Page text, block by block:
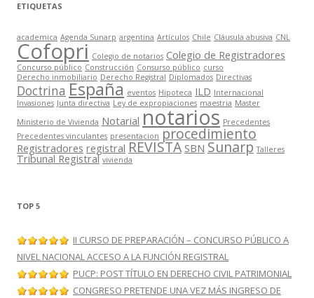
ETIQUETAS
academica Agenda Sunarp argentina Artículos Chile Cláusula abusiva CNL
Cofopri Colegio de notarios Colegio de Registradores
Concurso público Construcción Consurso público curso
Derecho inmobiliario Derecho Registral Diplomados Directivas
Doctrina España eventos Hipoteca ILD Internacional
Invasiones Junta directiva Ley de expropiaciones maestria Master
Ministerio de Vivienda Notarial notarios Precedentes
Precedentes vinculantes presentacion procedimiento
Registradores registral REVISTA SBN Sunarp Talleres
Tribunal Registral vivienda
TOP 5
II CURSO DE PREPARACIÓN – CONCURSO PÚBLICO A
NIVEL NACIONAL ACCESO A LA FUNCIÓN REGISTRAL
PUCP: POST TÍTULO EN DERECHO CIVIL PATRIMONIAL
CONGRESO PRETENDE UNA VEZ MÁS INGRESO DE